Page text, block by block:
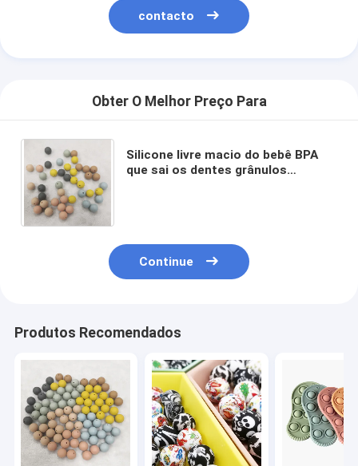
contacto
Obter O Melhor Preço Para
Silicone livre macio do bebê BPA
que sai os dentes grânulos
Continue
Produtos Recomendados